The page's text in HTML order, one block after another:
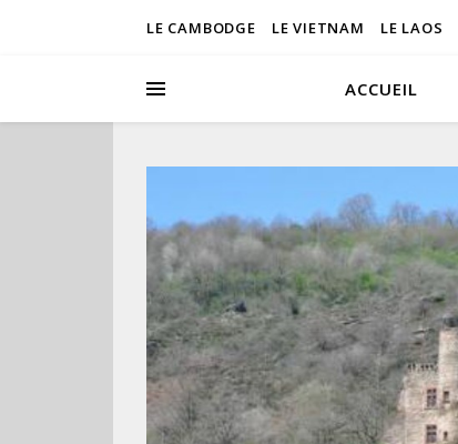
LE CAMBODGE LE VIETNAM LE LAOS
ACCUEIL